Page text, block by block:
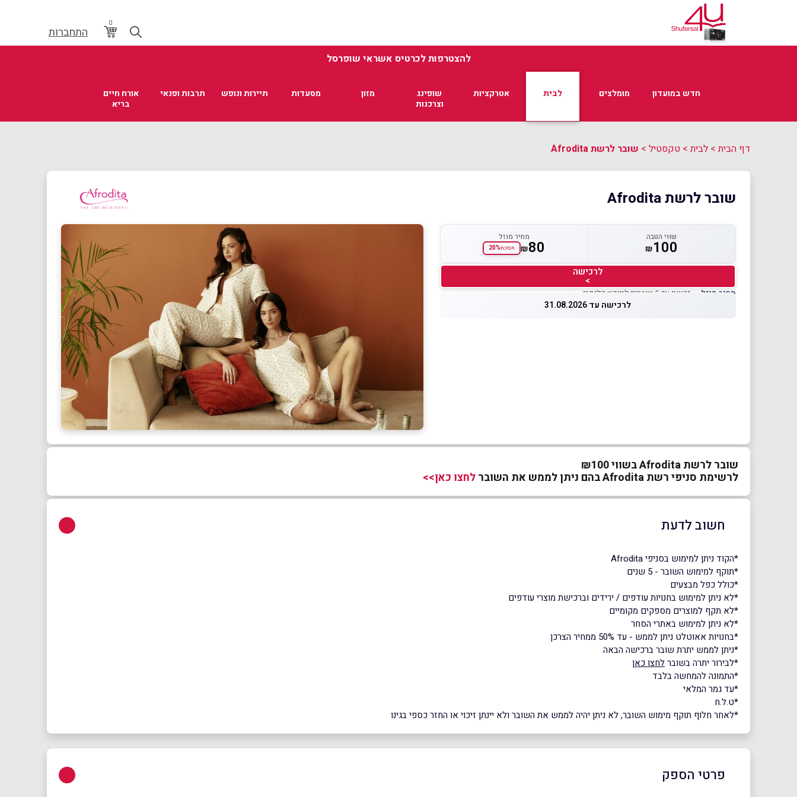
0
התחברות
להצטרפות לכרטיס אשראי שופרסל
חדש במועדון מומלצים לבית אטרקציות
שופינג
וצרכנות
מזון מסעדות תיירות ונופש תרבות ופנאי
אורח חיים
בריא
דף הבית> לבית> טקסטיל > שובר לרשת Afrodita
שובר לרשת Afrodita
שווי הטבה
₪100
מחיר מוזל
₪80 חסכת20%
לרכישה
>
מחיר מוזל — זכאות עד 5 שוברים לחודש קלנדרי
לרכישה עד 31.08.2026
שובר לרשת Afrodita בשווי ₪100
לרשימת סניפי רשת Afrodita בהם ניתן לממש את השובר לחצו כאן>>
חשוב לדעת
*הקוד ניתן למימוש בסניפי Afrodita
*תוקף למימוש השובר - 5 שנים
*כולל כפל מבצעים
*לא ניתן למימוש בחנויות עודפים / ירידים וברכישת מוצרי עודפים
*לא תקף למוצרים מספקים מקומיים
*לא ניתן למימוש באתרי הסחר
*בחנויות אאוטלט ניתן לממש - עד 50% ממחיר הצרכן
*ניתן לממש יתרת שובר ברכישה הבאה
*לבירור יתרה בשוברלחצו כאן
*התמונה להמחשה בלבד
*עד גמר המלאי
*ט.ל.ח
*לאחר חלוף תוקף מימוש השובר, לא ניתן יהיה לממש את השובר ולא יינתן זיכוי או החזר כספי בגינו
פרטי הספק